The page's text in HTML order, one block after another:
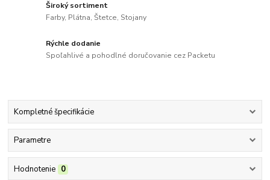
Široký sortiment
Farby, Plátna, Štetce, Stojany
Rýchle dodanie
Spoľahlivé a pohodlné doručovanie cez Packetu
Kompletné špecifikácie
Parametre
Hodnotenie 0